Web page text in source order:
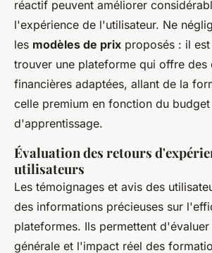
réactif peuvent améliorer
l'expérience de l'utilisateur. Ne
les modèles de prix proposés : il
trouver une plateforme qui offre des
financières adaptées, allant de la
celle premium en fonction du
d'apprentissage.
Évaluation des retours
utilisateurs
Les témoignages et avis des
des informations précieuses sur
plateformes. Ils permettent
générale et l'impact réel des